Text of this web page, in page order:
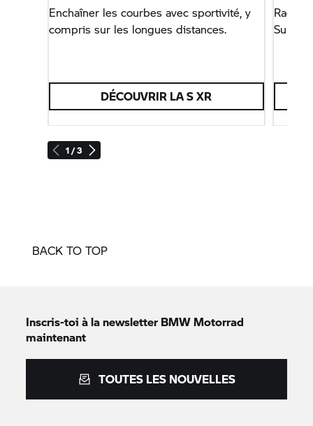
1 / 3
Enchaîner les courbes avec sportivité, y
compris sur les longues distances.
DÉCOUVRIR LA S XR
BACK TO TOP
Inscris-toi à la newsletterBMW Motorrad
maintenant
TOUTES LES NOUVELLES